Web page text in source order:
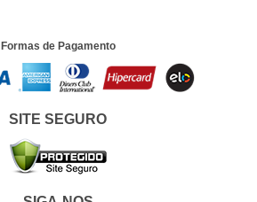
Formas de Pagamento
SITE SEGURO